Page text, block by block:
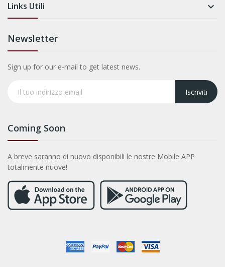
Links Utili 
Newsletter
Sign up for our e-mail to get latest news.
Iscriviti
Coming Soon
A breve saranno di nuovo disponibili le nostre Mobile APP
totalmente nuove!